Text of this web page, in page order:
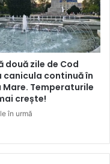
două zile de Cod
canicula continuă în
Mare. Temperaturile
crește!
în urmă